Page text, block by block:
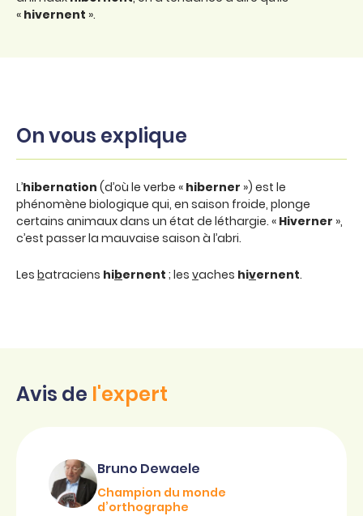
« hivernent ».
On vous explique
L’hibernation (d’où le verbe « hiberner ») est le
phénomène biologique qui, en saison froide, plonge
certains animaux dans un état de léthargie. « Hiverner »,
c’est passer la mauvaise saison à l’abri.
Les batraciens hibernent ; les vaches hivernent.
Avis de l'expert
Bruno Dewaele
Champion du monde
d’orthographe